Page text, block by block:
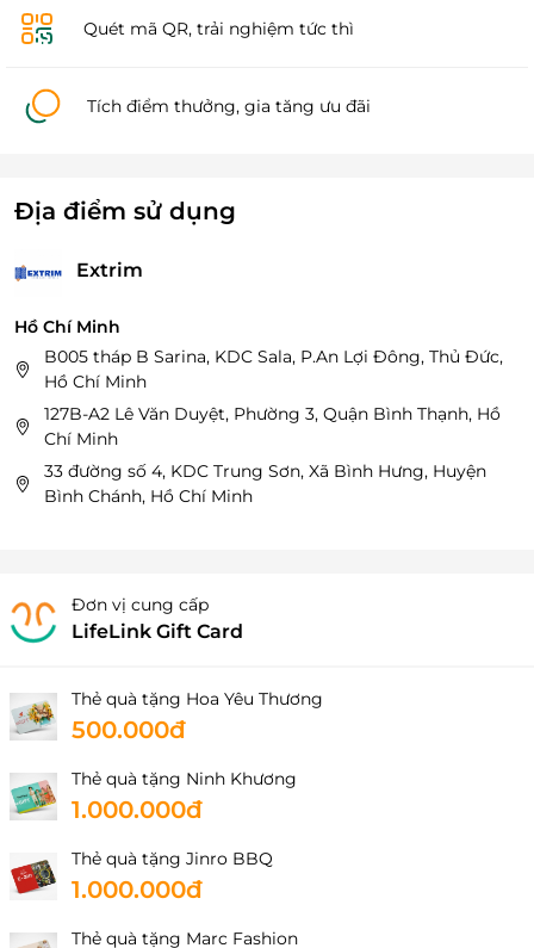
Quét mã QR, trải nghiệm tức thì
Tích điểm thưởng, gia tăng ưu đãi
Địa điểm sử dụng
Extrim
Hồ Chí Minh
B005 tháp B Sarina, KDC Sala, P.An Lợi Đông, Thủ Đức,
Hồ Chí Minh
127B-A2 Lê Văn Duyệt, Phường 3, Quận Bình Thạnh, Hồ
Chí Minh
33 đường số 4, KDC Trung Sơn, Xã Bình Hưng, Huyện
Bình Chánh, Hồ Chí Minh
Đơn vị cung cấp
LifeLink Gift Card
Thẻ quà tặng Hoa Yêu Thương
500.000đ
Thẻ quà tặng Ninh Khương
1.000.000đ
Thẻ quà tặng Jinro BBQ
1.000.000đ
Thẻ quà tặng Marc Fashion